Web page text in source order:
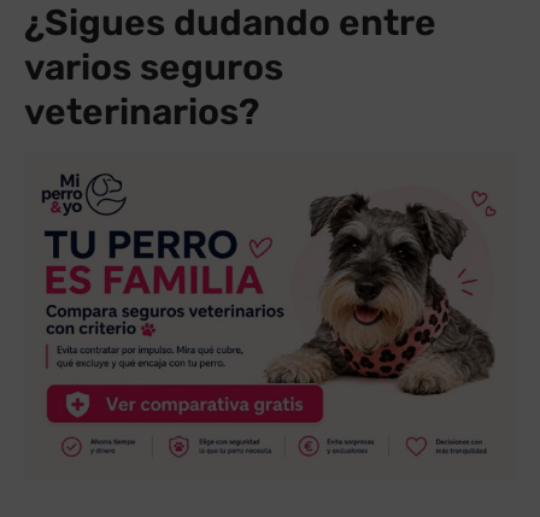
¿Sigues dudando entre
varios seguros
veterinarios?